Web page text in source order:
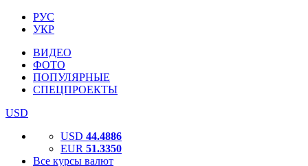
РУС
УКР
ВИДЕО
ФОТО
ПОПУЛЯРНЫЕ
СПЕЦПРОЕКТЫ
USD
USD 44.4886
EUR 51.3350
Все курсы валют